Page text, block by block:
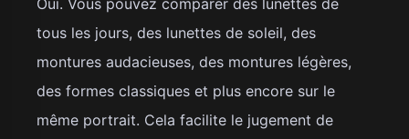
tous les jours, des lunettes de soleil, des
montures audacieuses, des montures légères,
des formes classiques et plus encore sur le
même portrait. Cela facilite le jugement de